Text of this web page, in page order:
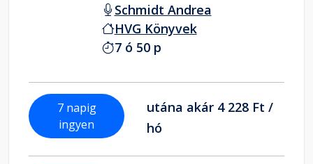
Schmidt Andrea
HVG Könyvek
7 ó 50 p
7 napig
ingyen
utána akár 4 228 Ft /
hó